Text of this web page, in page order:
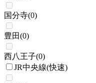
国分寺(0)
豊田(0)
西八王子(0)
JR中央線(快速)